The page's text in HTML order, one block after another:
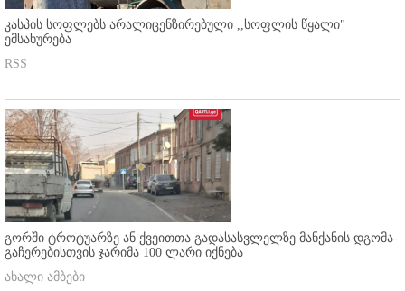
კასპის სოფლებს არალიცენზირებული ,,სოფლის წყალი"
ემსახურება
RSS
გორში ტროტუარზე ან ქვეითთა გადასასვლელზე მანქანის დგომა-
გაჩერებისთვის ჯარიმა 100 ლარი იქნება
ახალი ამბები